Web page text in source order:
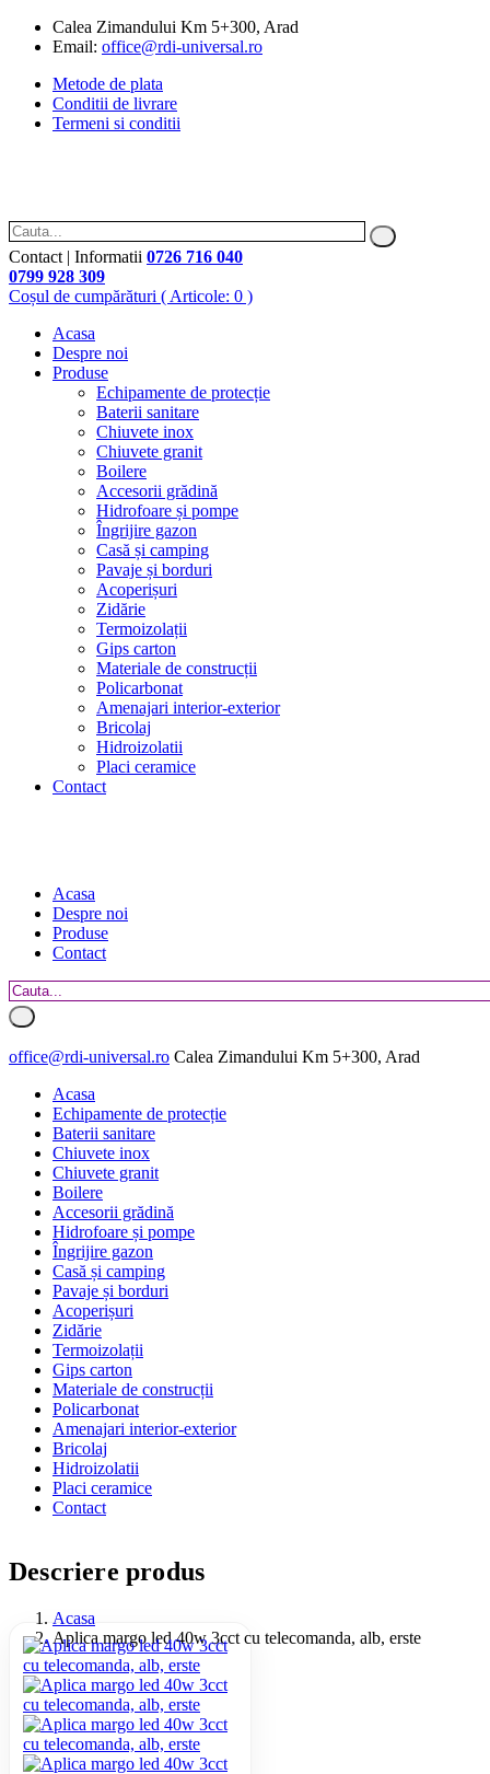
Calea Zimandului Km 5+300, Arad
Email: office@rdi-universal.ro
Metode de plata
Conditii de livrare
Termeni si conditii
Contact | Informatii 0726 716 040
0799 928 309
Coșul de cumpărături ( Articole: 0 )
Acasa
Despre noi
Produse
Echipamente de protecție
Baterii sanitare
Chiuvete inox
Chiuvete granit
Boilere
Accesorii grădină
Hidrofoare și pompe
Îngrijire gazon
Casă și camping
Pavaje și borduri
Acoperișuri
Zidărie
Termoizolații
Gips carton
Materiale de construcții
Policarbonat
Amenajari interior-exterior
Bricolaj
Hidroizolatii
Placi ceramice
Contact
Acasa
Despre noi
Produse
Contact
office@rdi-universal.ro Calea Zimandului Km 5+300, Arad
Acasa
Echipamente de protecție
Baterii sanitare
Chiuvete inox
Chiuvete granit
Boilere
Accesorii grădină
Hidrofoare și pompe
Îngrijire gazon
Casă și camping
Pavaje și borduri
Acoperișuri
Zidărie
Termoizolații
Gips carton
Materiale de construcții
Policarbonat
Amenajari interior-exterior
Bricolaj
Hidroizolatii
Placi ceramice
Contact
Descriere produs
Acasa
Aplica margo led 40w 3cct cu telecomanda, alb, erste